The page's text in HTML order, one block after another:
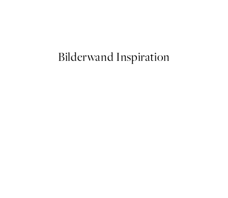
Bilderwand Inspiration